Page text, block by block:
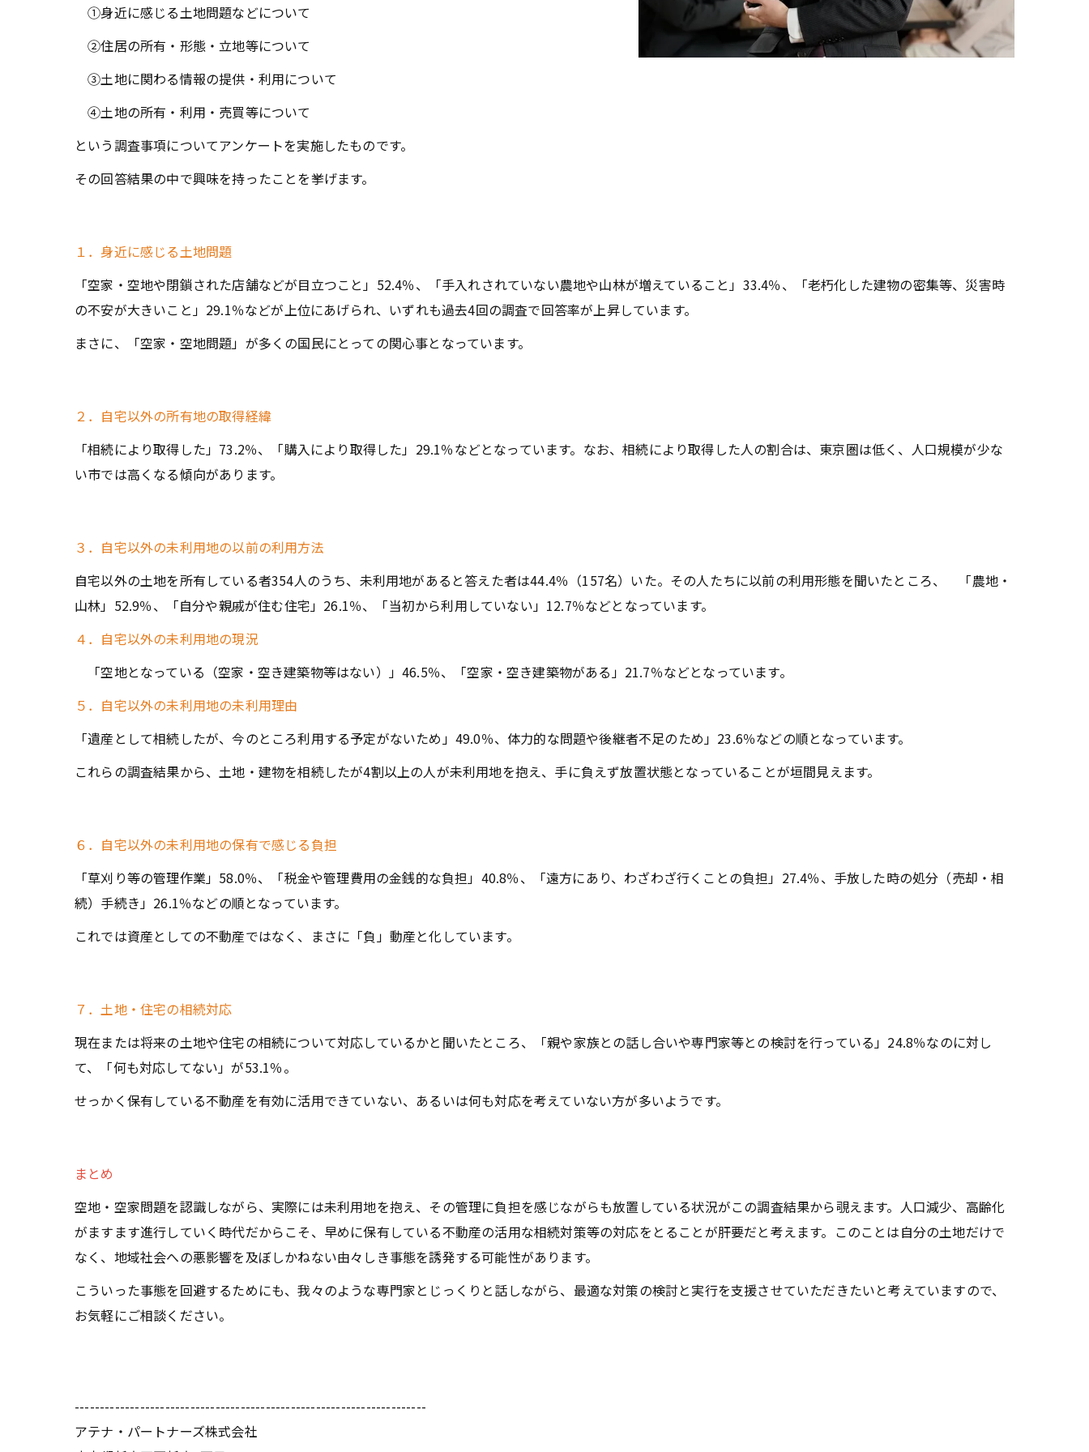
①身近に感じる土地問題などについて
②住居の所有・形態・立地等について
③土地に関わる情報の提供・利用について
④土地の所有・利用・売買等について
という調査事項についてアンケートを実施したものです。
その回答結果の中で興味を持ったことを挙げます。
１．身近に感じる土地問題
「空家・空地や閉鎖された店舗などが目立つこと」52.4％、「手入れされていない農地や山林が増えていること」33.4％、「老朽化した建物の密集等、災害時
の不安が大きいこと」29.1％などが上位にあげられ、いずれも過去4回の調査で回答率が上昇しています。
まさに、「空家・空地問題」が多くの国民にとっての関心事となっています。
２．自宅以外の所有地の取得経緯
「相続により取得した」73.2％、「購入により取得した」29.1％などとなっています。なお、相続により取得した人の割合は、東京圏は低く、人口規模が少な
い市では高くなる傾向があります。
３．自宅以外の未利用地の以前の利用方法
自宅以外の土地を所有している者354人のうち、未利用地があると答えた者は44.4％（157名）いた。その人たちに以前の利用形態を聞いたところ、 「農地・
山林」52.9％、「自分や親戚が住む住宅」26.1％、「当初から利用していない」12.7％などとなっています。
４．自宅以外の未利用地の現況
「空地となっている（空家・空き建築物等はない）」46.5％、「空家・空き建築物がある」21.7％などとなっています。
５．自宅以外の未利用地の未利用理由
「遺産として相続したが、今のところ利用する予定がないため」49.0％、体力的な問題や後継者不足のため」23.6％などの順となっています。
これらの調査結果から、土地・建物を相続したが4割以上の人が未利用地を抱え、手に負えず放置状態となっていることが垣間見えます。
６．自宅以外の未利用地の保有で感じる負担
「草刈り等の管理作業」58.0％、「税金や管理費用の金銭的な負担」40.8％、「遠方にあり、わざわざ行くことの負担」27.4％、手放した時の処分（売却・相
続）手続き」26.1％などの順となっています。
これでは資産としての不動産ではなく、まさに「負」動産と化しています。
７．土地・住宅の相続対応
現在または将来の土地や住宅の相続について対応しているかと聞いたところ、「親や家族との話し合いや専門家等との検討を行っている」24.8％なのに対し
て、「何も対応してない」が53.1％。
せっかく保有している不動産を有効に活用できていない、あるいは何も対応を考えていない方が多いようです。
まとめ
空地・空家問題を認識しながら、実際には未利用地を抱え、その管理に負担を感じながらも放置している状況がこの調査結果から覗えます。人口減少、高齢化
がますます進行していく時代だからこそ、早めに保有している不動産の活用な相続対策等の対応をとることが肝要だと考えます。このことは自分の土地だけで
なく、地域社会への悪影響を及ぼしかねない由々しき事態を誘発する可能性があります。
こういった事態を回避するためにも、我々のような専門家とじっくりと話しながら、最適な対策の検討と実行を支援させていただきたいと考えていますので、
お気軽にご相談ください。
----------------------------------------------------------------------
アテナ・パートナーズ株式会社